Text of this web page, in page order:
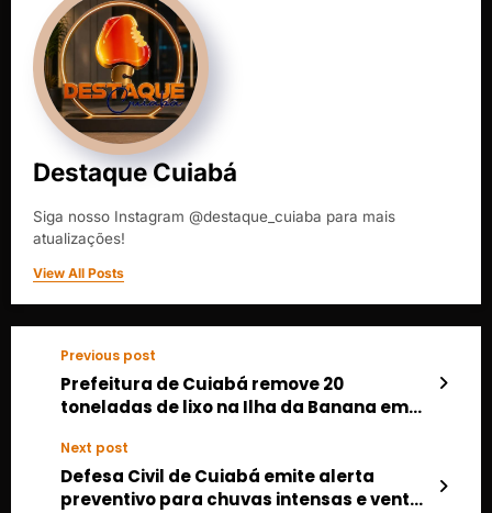
Destaque Cuiabá
Siga nosso Instagram @destaque_cuiaba para mais
atualizações!
View All Posts
Previous post
Prefeitura de Cuiabá remove 20
toneladas de lixo na Ilha da Banana em
Next post
Defesa Civil de Cuiabá emite alerta
preventivo para chuvas intensas e ventos